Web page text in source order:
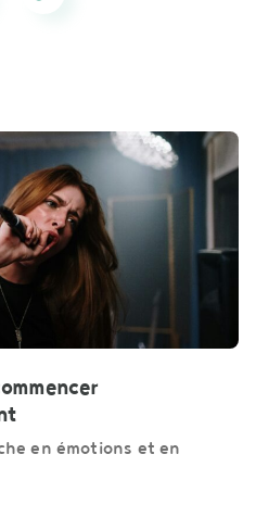
en émotions et en